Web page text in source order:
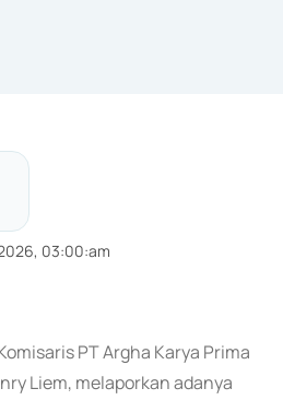
03:00:am
PT Argha Karya Prima
Liem, melaporkan adanya